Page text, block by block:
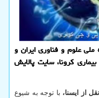
علوم و فناوری ایران و
كرونا، سایت پالایش
از ایسنا، با توجه به شیوع